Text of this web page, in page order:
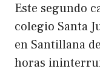
Este segundo
colegio Santa
en Santillana
horas